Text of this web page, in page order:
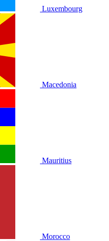
Luxembourg
Macedonia
Mauritius
Morocco